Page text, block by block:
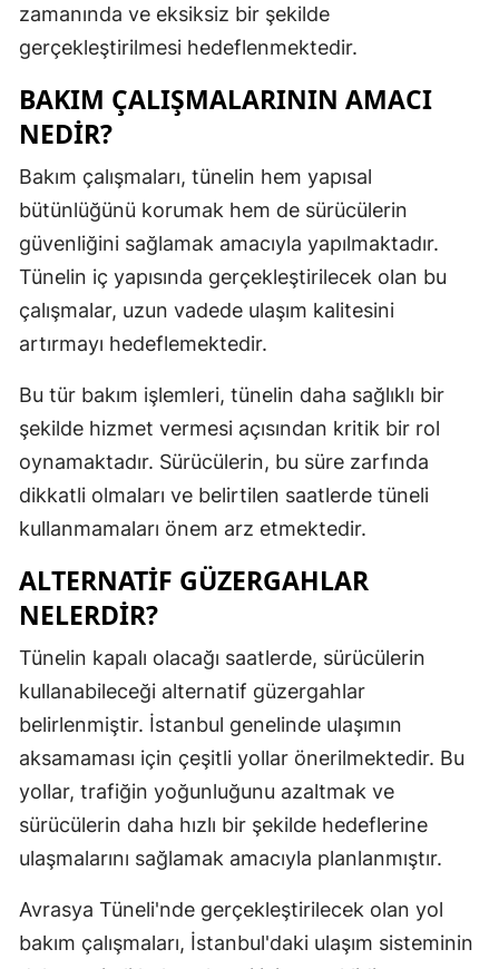
Kocaeli
Kütahya
Muş
Niğde
Ordu
Rize
zamanında ve eksiksiz bir şekilde
gerçekleştirilmesi hedeflenmektedir.
BAKIM ÇALIŞMALARININ AMACI
NEDIR?
Bakım çalışmaları, tünelin hem yapısal
bütünlüğünü korumak hem de sürücülerin
güvenliğini sağlamak amacıyla yapılmaktadır.
Tünelin iç yapısında gerçekleştirilecek olan bu
çalışmalar, uzun vadede ulaşım kalitesini
artırmayı hedeflemektedir.
Bu tür bakım işlemleri, tünelin daha sağlıklı bir
şekilde hizmet vermesi açısından kritik bir rol
oynamaktadır. Sürücülerin, bu süre zarfında
dikkatli olmaları ve belirtilen saatlerde tüneli
kullanmamaları önem arz etmektedir.
ALTERNATIF GÜZERGAHLAR
NELERDIR?
Tünelin kapalı olacağı saatlerde, sürücülerin
kullanabileceği alternatif güzergahlar
belirlenmiştir. İstanbul genelinde ulaşımın
aksamaması için çeşitli yollar önerilmektedir. Bu
yollar, trafiğin yoğunluğunu azaltmak ve
sürücülerin daha hızlı bir şekilde hedeflerine
ulaşmalarını sağlamak amacıyla planlanmıştır.
Avrasya Tüneli'nde gerçekleştirilecek olan yol
bakım çalışmaları, İstanbul'daki ulaşım sisteminin